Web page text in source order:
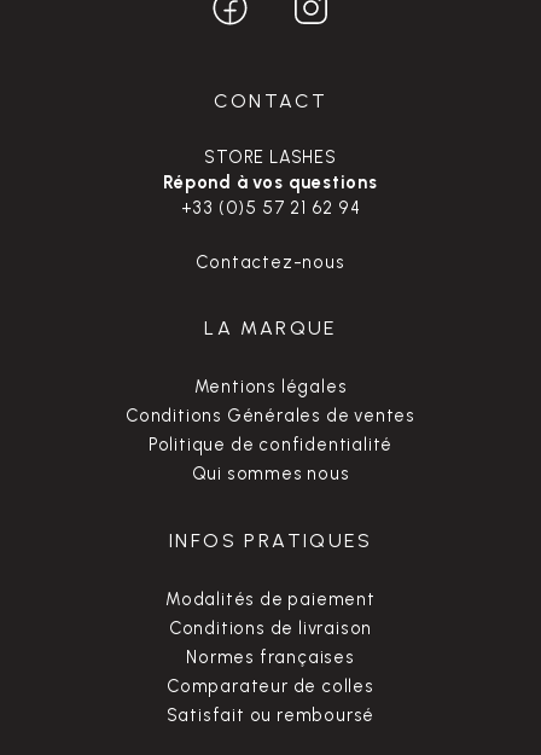
CONTACT
STORE LASHES
Répond à vos questions
+33 (0)5 57 21 62 94
Contactez-nous
LA MARQUE
Mentions légales
Conditions Générales de ventes
Politique de confidentialité
Qui sommes nous
INFOS PRATIQUES
Modalités de paiement
Conditions de livraison
Normes françaises
Comparateur de colles
Satisfait ou remboursé